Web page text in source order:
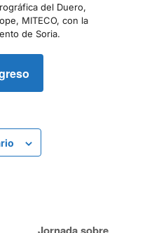
del Duero,
MITECO, con la
de Soria.